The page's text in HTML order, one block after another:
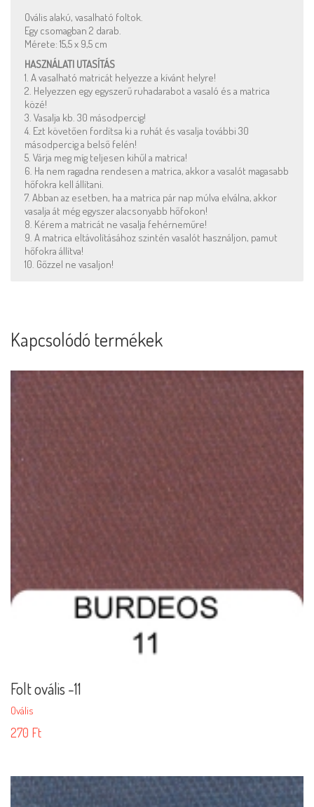
Ovális alakú, vasalható foltok.
Egy csomagban 2 darab.
Mérete: 15,5 x 9,5 cm
HASZNÁLATI UTASÍTÁS
1. A vasalható matricát helyezze a kívánt helyre!
2. Helyezzen egy egyszerű ruhadarabot a vasaló és a matrica
közé!
3. Vasalja kb. 30 másodpercig!
4. Ezt követően fordítsa ki a ruhát és vasalja további 30
másodpercig a belső felén!
5. Várja meg míg teljesen kihűl a matrica!
6. Ha nem ragadna rendesen a matrica, akkor a vasalót magasabb
hőfokra kell állítani.
7. Abban az esetben, ha a matrica pár nap múlva elválna, akkor
vasalja át még egyszer alacsonyabb hőfokon!
8. Kérem a matricát ne vasalja fehérneműre!
9. A matrica eltávolításához szintén vasalót használjon, pamut
hőfokra állítva!
10. Gőzzel ne vasaljon!
Kapcsolódó termékek
Folt ovális -11
Ovális
270 Ft